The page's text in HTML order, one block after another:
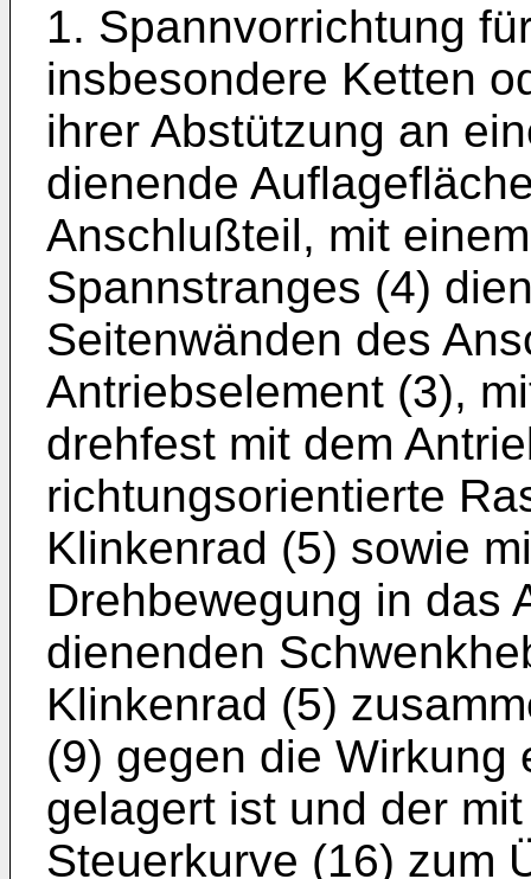
1. Spannvorrichtung
insbesondere Ketten
ihrer Abstützung an
dienende
Anschlußteil, mit
Spannstranges (4)
Seitenwänden des
Antriebselement (3),
drehfest mit dem
richtungsorientierte
Klinkenrad (5) sowie
Drehbewegung in das
dienenden
Klinkenrad (5)
(9) gegen die Wirkung
gelagert ist und der
Steuerkurve (16) zum